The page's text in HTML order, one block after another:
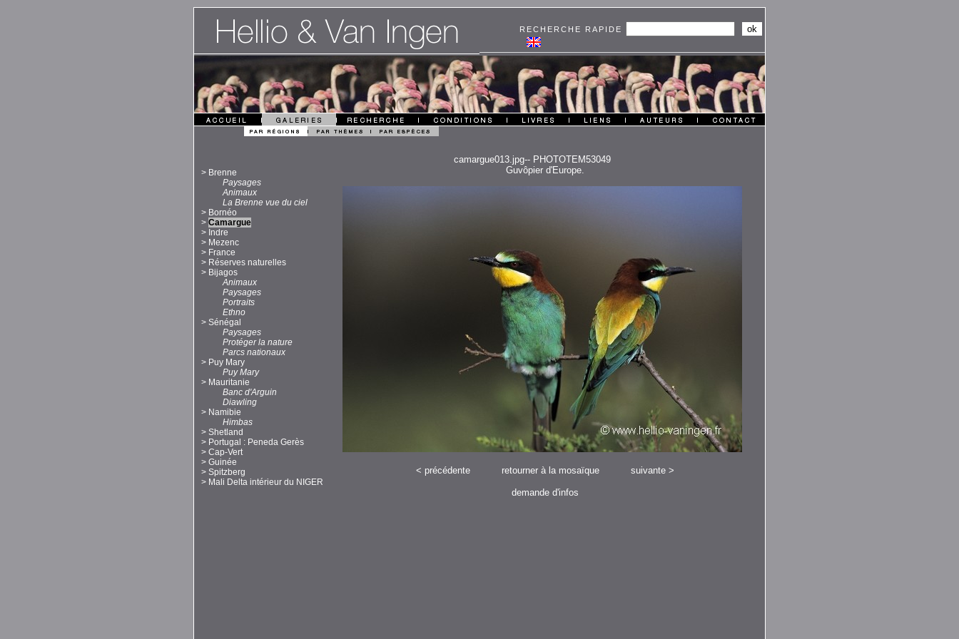
RECHERCHE RAPIDE
camargue013.jpg-- PHOTOTEM53049
> Brenne
Paysages
Animaux
La Brenne vue du ciel
> Bornéo
> Camargue
> Indre
> Mezenc
> France
> Réserves naturelles
> Bijagos
Animaux
Paysages
Portraits
Ethno
> Sénégal
Paysages
Protéger la nature
Parcs nationaux
> Puy Mary
Puy Mary
> Mauritanie
Banc d'Arguin
Diawling
> Namibie
Himbas
> Shetland
> Portugal : Peneda Gerès
> Cap-Vert
> Guinée
> Spitzberg
> Mali Delta intérieur du NIGER
Guvôpier d'Europe.
< précédente retourner à la mosaïque suivante>
demande d'infos